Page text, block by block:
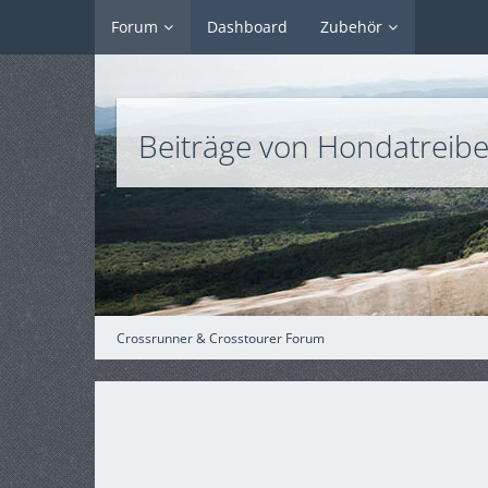
Forum Dashboard Zubehör
Crossrunner & Crosstourer Forum
Beiträge von